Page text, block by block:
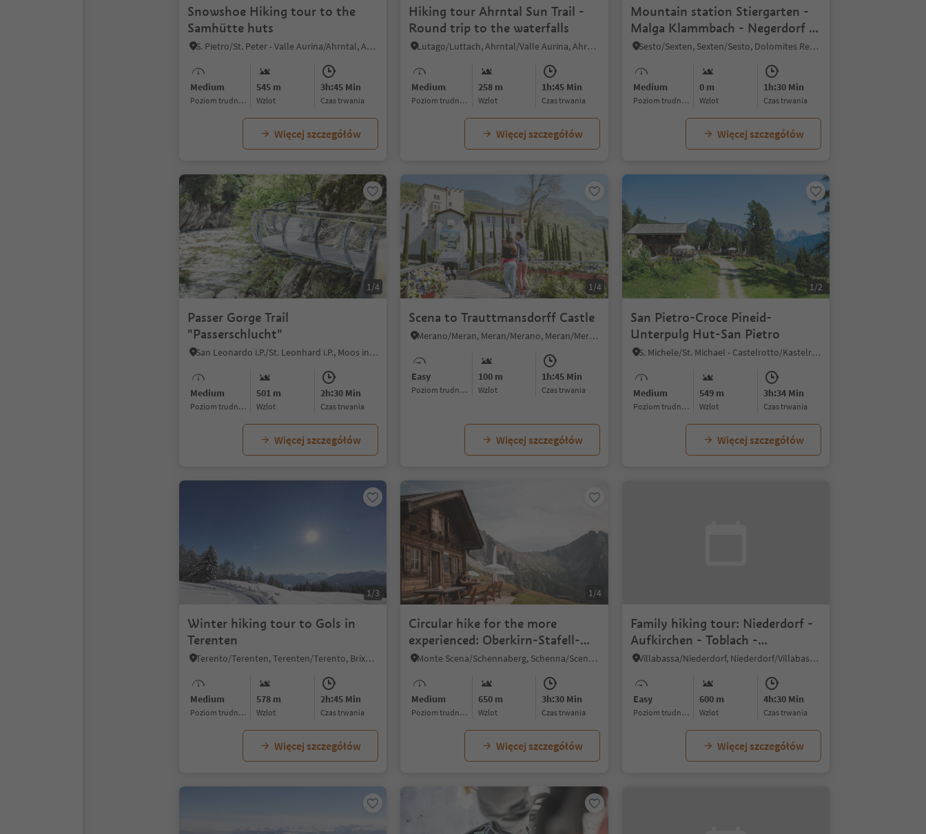
Snowshoe Hiking tour to the
Samhütte huts
S. Pietro/St. Peter - Valle Aurina/Ahrntal, Ahrntal/Valle Aurina, Ahrntal/Valle Aurina
Medium
Poziom trudności
545 m
Wzlot
3h:45 Min
czas trwania
Więcej szczegółów
Hiking tour Ahrntal Sun Trail -
Round trip to the waterfalls
Lutago/Luttach, Ahrntal/Valle Aurina, Ahrntal/Valle Aurina
Medium
Poziom trudności
258 m
Wzlot
1h:45 Min
czas trwania
Więcej szczegółów
Mountain station Stiergarten -
Malga Klammbach - Negerdorf -
Rifugio Pendio Monte Elmo -
Sesto/Sexten, Sexten/Sesto, Dolomites Region 3 Zinnen
Medium
Poziom trudności
0 m
Wzlot
1h:30 Min
czas trwania
Więcej szczegółów
1/4
Passer Gorge Trail
"Passerschlucht"
San Leonardo i.P./St. Leonhard i.P., Moos in Passeier/Moso in Passiria, Meran/Merano and environs
Medium
Poziom trudności
501 m
Wzlot
2h:30 Min
czas trwania
Więcej szczegółów
1/4
Scena to Trauttmansdorff Castle
Merano/Meran, Meran/Merano, Meran/Merano and environs
Easy
Poziom trudności
100 m
Wzlot
1h:45 Min
czas trwania
Więcej szczegółów
1/2
San Pietro-Croce Pineid-
Unterpulg Hut-San Pietro
S. Michele/St. Michael - Castelrotto/Kastelruth, Lajen/Laion
Medium
Poziom trudności
549 m
Wzlot
3h:34 Min
czas trwania
Więcej szczegółów
1/3
Winter hiking tour to Gols in
Terenten
Terento/Terenten, Terenten/Terento, Brixen/Bressanone and environs
Medium
Poziom trudności
578 m
Wzlot
2h:45 Min
czas trwania
Więcej szczegółów
1/4
Circular hike for the more
experienced: Oberkirn-Stafell-
Assen Hut-Videgg
Monte Scena/Schennaberg, Schenna/Scena, Meran/Merano and environs
Medium
Poziom trudności
650 m
Wzlot
3h:30 Min
czas trwania
Więcej szczegółów
Family hiking tour: Niederdorf -
Aufkirchen - Toblach -
Niederdorf
Villabassa/Niederdorf, Niederdorf/Villabassa, Dolomites Region 3 Zinnen
Easy
Poziom trudności
600 m
Wzlot
4h:30 Min
czas trwania
Więcej szczegółów